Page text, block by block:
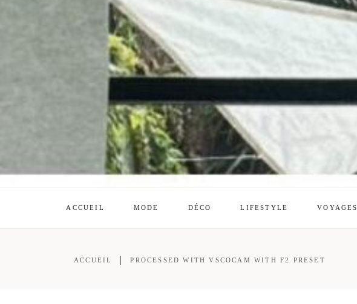
ACCUEIL MODE DÉCO LIFESTYLE VOYAGES
ACCUEIL PROCESSED WITH VSCOCAM WITH F2 PRESET